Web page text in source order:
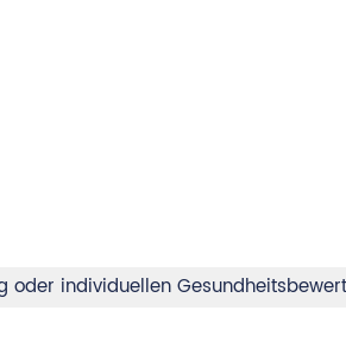
oder individuellen